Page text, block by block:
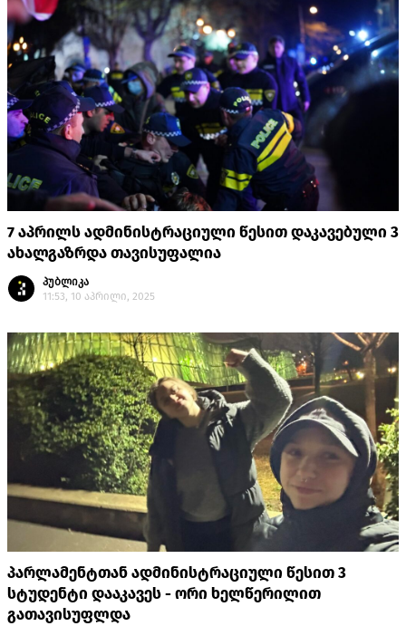
7 აპრილს ადმინისტრაციული წესით დაკავებული 3
ახალგაზრდა თავისუფალია
პუბლიკა
11:53, 10 აპრილი, 2025
პარლამენტთან ადმინისტრაციული წესით 3
სტუდენტი დააკავეს - ორი ხელწერილით
გათავისუფლდა